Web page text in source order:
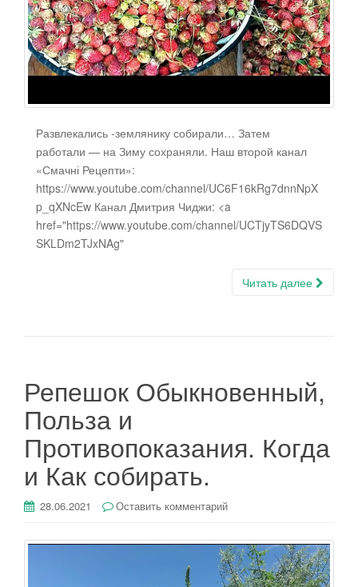
Развлекались -землянику собирали… Затем
работали — на Зиму сохраняли. Наш второй канал
«Смачні Рецепти»:
https://www.youtube.com/channel/UC6F16kRg7dnnNpX
p_qXNcEw Канал Дмитрия Чиджи: <a
href="https://www.youtube.com/channel/UCTjyTS6DQVS
SKLDm2TJxNAg"
Читать далее
Репешок Обыкновенный,
Польза и
Противопоказания. Когда
и Как собирать.
28.06.2021 Оставить комментарий